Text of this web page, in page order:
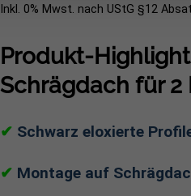
Inkl. 0% Mwst. nach UStG §12
Produkt-
Schrägdach für 2
✔ Schwarz eloxierte
✔ Montage auf